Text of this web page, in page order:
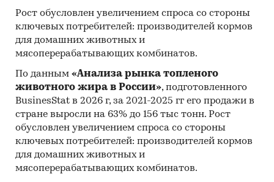
официальная статистика и собранные
данные.
Информация профильных ведомств:
Федеральная служба государственной
статистики (Росстат)
Министерство сельского хозяйства
Федеральная таможенная служба
Федеральная налоговая служба
Таможенный союз ЕАЭС
Рост обусловлен увеличением спроса со стороны
ключевых потребителей: производителей кормов
для домашних животных и
мясоперерабатывающих комбинатов.
По данным «Анализа рынка топленого
животного жира в России», подготовленного
BusinesStat в 2026 г, за 2021-2025 гг его продажи в
стране выросли на 63% до 156 тыс тонн. Рост
обусловлен увеличением спроса со стороны
ключевых потребителей: производителей кормов
для домашних животных и
мясоперерабатывающих комбинатов.